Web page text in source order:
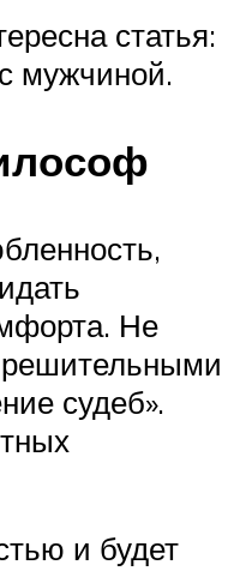
статья:
мужчиной.
Не
судеб».
и будет